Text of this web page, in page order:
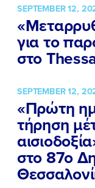
ΠΟΙΑ
ΕΡΓΟ
SEPTEMBER 12,
για το
στο
SEPTEMBER 12,
«Πρώτη
τήρηση
στο 87ο